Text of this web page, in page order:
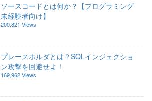
ソースコードとは何か？【プログラミング
未経験者向け】
200,821 Views
プレースホルダとは？SQLインジェクショ
ン攻撃を回避せよ！
169,962 Views